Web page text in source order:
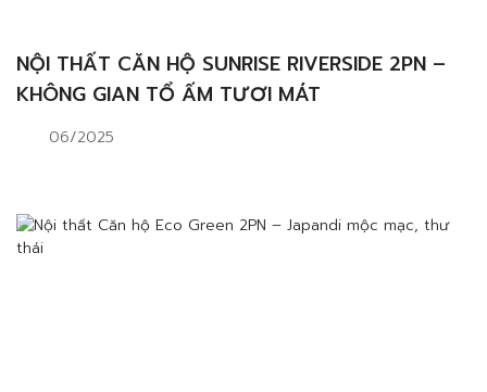
NỘI THẤT CĂN HỘ SUNRISE RIVERSIDE 2PN –
KHÔNG GIAN TỔ ẤM TƯƠI MÁT
06/2025